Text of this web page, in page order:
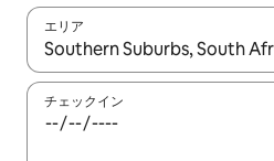
エリア
検索結果が表示されたら、上下
チェックイン